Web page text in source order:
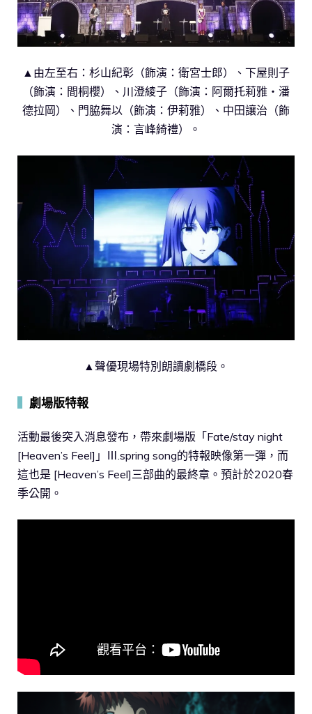
▲由左至右：杉山紀彰（飾演：衛宮士郎）、下屋則子
（飾演：間桐櫻）、川澄綾子（飾演：阿爾托莉雅・潘
德拉岡）、門脇舞以（飾演：伊莉雅）、中田讓治（飾
演：言峰綺禮）。
▲聲優現場特別朗讀劇橋段。
劇場版特報
活動最後突入消息發布，帶來劇場版「Fate/stay night
[Heaven’s Feel]」Ⅲ.spring song的特報映像第一彈，而
這也是 [Heaven’s Feel]三部曲的最終章。預計於2020春
季公開。